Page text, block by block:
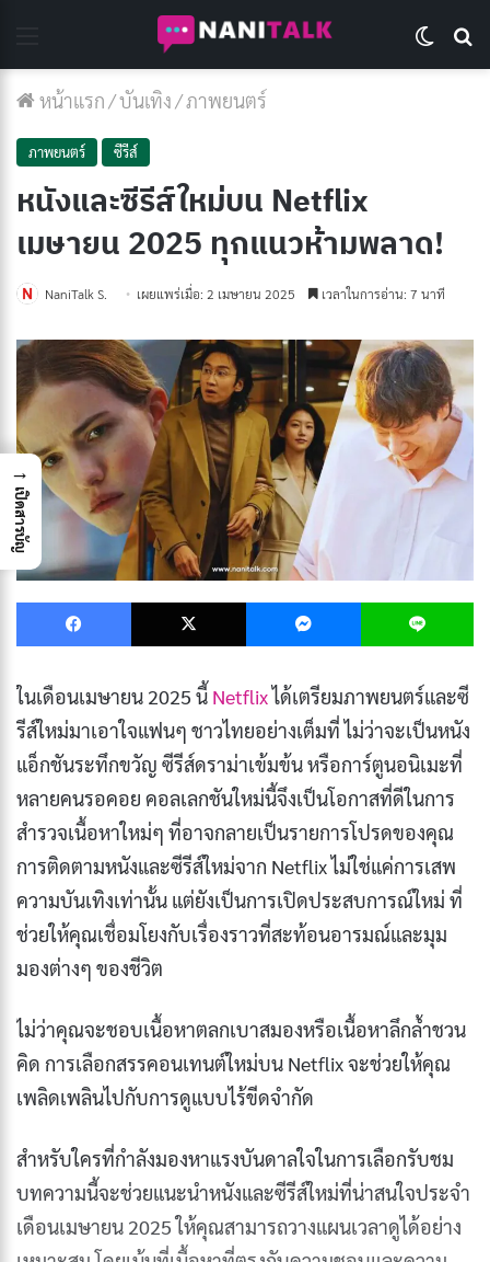
หน้าแรก/บันเทิง/ภาพยนตร์
ภาพยนตร์ ซีรีส์
หนังและซีรีส์ใหม่บน Netflix
เมษายน 2025 ทุกแนวห้ามพลาด!
NaniTalk S. เผยแพร่เมื่อ: 2 เมษายน 2025 เวลาในการอ่าน: 7 นาที
Facebook X Messenger
ในเดือนเมษายน 2025 นี้ Netflixได้เตรียมภาพยนตร์และซี
รีส์ใหม่มาเอาใจแฟนๆ ชาวไทยอย่างเต็มที่ ไม่ว่าจะเป็นหนัง
แอ็กชันระทึกขวัญ ซีรีส์ดราม่าเข้มข้น หรือการ์ตูนอนิเมะที่
หลายคนรอคอย คอลเลกชันใหม่นี้จึงเป็นโอกาสที่ดีในการ
สำรวจเนื้อหาใหม่ๆ ที่อาจกลายเป็นรายการโปรดของคุณ
การติดตามหนังและซีรีส์ใหม่จาก Netflix ไม่ใช่แค่การเสพ
ความบันเทิงเท่านั้น แต่ยังเป็นการเปิดประสบการณ์ใหม่ ที่
ช่วยให้คุณเชื่อมโยงกับเรื่องราวที่สะท้อนอารมณ์และมุม
มองต่างๆ ของชีวิต
ไม่ว่าคุณจะชอบเนื้อหาตลกเบาสมองหรือเนื้อหาลึกล้ำชวน
คิด การเลือกสรรคอนเทนต์ใหม่บน Netflix จะช่วยให้คุณ
เพลิดเพลินไปกับการดูแบบไร้ขีดจำกัด
สำหรับใครที่กำลังมองหาแรงบันดาลใจในการเลือกรับชม
บทความนี้จะช่วยแนะนำหนังและซีรีส์ใหม่ที่น่าสนใจประจำ
เดือนเมษายน 2025 ให้คุณสามารถวางแผนเวลาดูได้อย่าง
→
เปิดสารบัญ